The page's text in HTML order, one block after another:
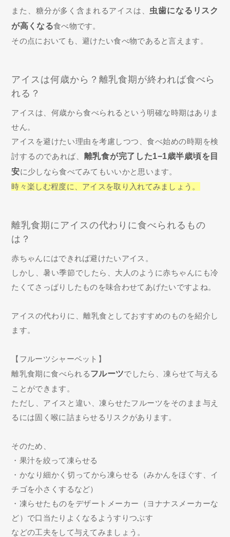
また、糖分が多く含まれるアイスは、 虫歯になるリスク
が高くなる食べ物です。
その点においても、避けたい食べ物であると言えます。
アイスは何歳から？離乳食期が終われば食べら
れる？
アイスは、何歳から食べられるという明確な時期はありま
せん。
アイスを避けたい理由を考慮しつつ、食べ始めの時期を検
討するのであれば、 離乳食が完了した1−1歳半歳頃を目
安に少しなら食べてみてもいいかと思います。
時々楽しむ程度に、アイスを取り入れてみましょう。
離乳食期にアイスの代わりに食べられるもの
は？
赤ちゃんにはできれば避けたいアイス。
しかし、暑い季節でしたら、大人のように赤ちゃんにも冷
たくてさっぱりしたものを味合わせてあげたいですよね。
アイスの代わりに、離乳食としておすすめのものを紹介し
ます。
【フルーツシャーベット】
離乳食期に食べられるフルーツでしたら、凍らせて与える
ことができます。
ただし、アイスと違い、凍らせたフルーツをそのまま与え
るには固く喉に詰まらせるリスクがあります。
そのため、
・果汁を絞って凍らせる
・かなり細かく切ってから凍らせる（みかんをほぐす、イ
チゴを小さくするなど）
・凍らせたものをデザートメーカー（ヨナナスメーカーな
ど）で口当たりよくなるようすりつぶす
などの工夫をして与えてみましょう。